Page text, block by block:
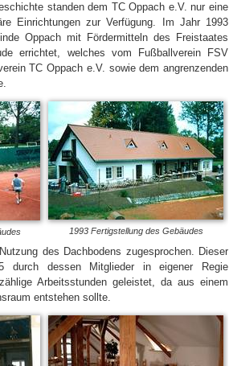
standen dem TC Oppach e.V. nur eine
Einrichtungen zur Verfügung. Im Jahr 1993
Oppach mit Fördermitteln des Freistaates
errichtet, welches vom Fußballverein FSV
TC Oppach e.V. sowie dem angrenzenden
1993 Fertigstellung des Gebäudes
des Dachbodens zugesprochen. Dieser
durch dessen Mitglieder in eigener Regie
Arbeitsstunden geleistet, da aus einem
entstehen sollte.